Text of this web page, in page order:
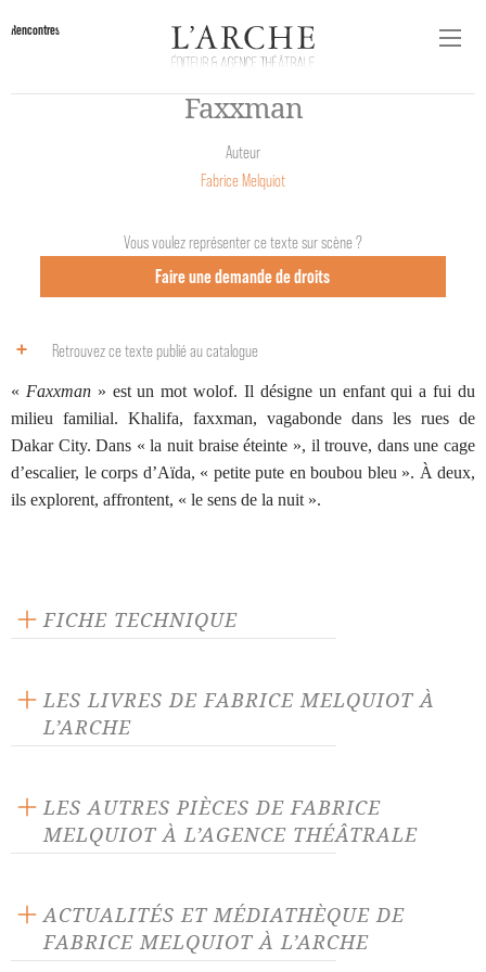
Rencontres
Faxxman
Auteur
Fabrice Melquiot
Vous voulez représenter ce texte sur scène ?
Faire une demande de droits
Retrouvez ce texte publié au catalogue
« Faxxman» est un mot wolof. Il désigne un enfant qui a fui du
milieu familial. Khalifa, faxxman, vagabonde dans les rues de
Dakar City. Dans « la nuit braise éteinte », il trouve, dans une cage
d’escalier, le corps d’Aïda, « petite pute en boubou bleu ». À deux,
ils explorent, affrontent, « le sens de la nuit ».
FICHE TECHNIQUE
Langue source : français
Nombre de personnages masculins : 1
Nombre de personnages féminins : 1
LES LIVRES DE FABRICE MELQUIOT À
L’ARCHE
LES AUTRES PIÈCES DE FABRICE
MELQUIOT À L’AGENCE THÉÂTRALE
Albatros Alice et autres merveilles
ACTUALITÉS ET MÉDIATHÈQUE DE
FABRICE MELQUIOT À L’ARCHE